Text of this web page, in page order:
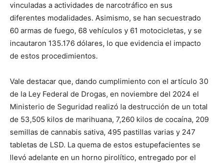
vinculadas a actividades de narcotráfico en sus
diferentes modalidades. Asimismo, se han secuestrado
60 armas de fuego, 68 vehículos y 61 motocicletas, y se
incautaron 135.176 dólares, lo que evidencia el impacto
de estos procedimientos.
Vale destacar que, dando cumplimiento con el artículo 30
de la Ley Federal de Drogas, en noviembre del 2024 el
Ministerio de Seguridad realizó la destrucción de un total
de 53,505 kilos de marihuana, 7,260 kilos de cocaína, 209
semillas de cannabis sativa, 495 pastillas varias y 247
tabletas de LSD. La quema de estos estupefacientes se
llevó adelante en un horno pirolítico, entregado por el